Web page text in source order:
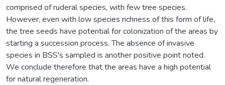
comprised of ruderal species, with few tree species.
However, even with low species richness of this form of life,
the tree seeds have potential for colonization of the areas by
starting a succession process. The absence of invasive
species in BSS's sampled is another positive point noted.
We conclude therefore that the areas have a high potential
for natural regeneration.